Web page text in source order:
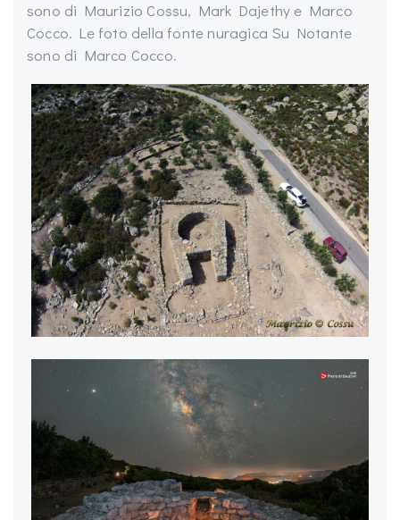
sono di Maurizio Cossu, Mark Dajethy e Marco
Cocco. Le foto della fonte nuragica Su Notante
sono di Marco Cocco.